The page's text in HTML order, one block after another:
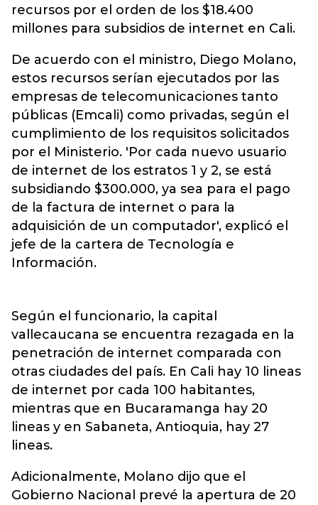
recursos por el orden de los $18.400
millones para subsidios de internet en Cali.
De acuerdo con el ministro, Diego Molano,
estos recursos serían ejecutados por las
empresas de telecomunicaciones tanto
públicas (Emcali) como privadas, según el
cumplimiento de los requisitos solicitados
por el Ministerio. 'Por cada nuevo usuario
de internet de los estratos 1 y 2, se está
subsidiando $300.000, ya sea para el pago
de la factura de internet o para la
adquisición de un computador', explicó el
jefe de la cartera de Tecnología e
Información.
Según el funcionario, la capital
vallecaucana se encuentra rezagada en la
penetración de internet comparada con
otras ciudades del país. En Cali hay 10 lineas
de internet por cada 100 habitantes,
mientras que en Bucaramanga hay 20
lineas y en Sabaneta, Antioquia, hay 27
lineas.
Adicionalmente, Molano dijo que el
Gobierno Nacional prevé la apertura de 20